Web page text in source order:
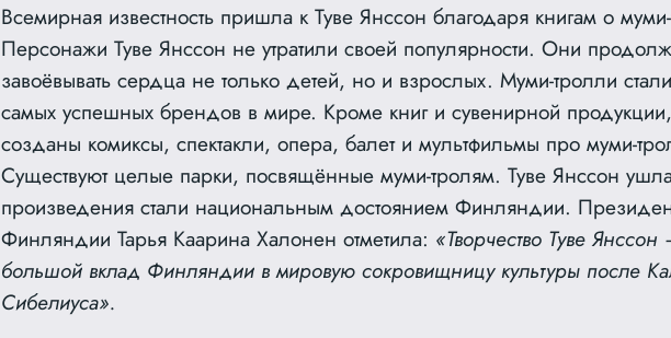
Всемирная известность пришла к Туве Янссон благодаря книгам о
Персонажи Туве Янссон не утратили своей популярности. Они
завоёвывать сердца не только детей, но и взрослых. Муми-тролли
самых успешных брендов в мире. Кроме книг и сувенирной
созданы комиксы, спектакли, опера, балет и мультфильмы про муми-
Существуют целые парки, посвящённые муми-тролям. Туве Янссон
произведения стали национальным достоянием Финляндии.
Финляндии Тарья Каарина Халонен отметила: «Творчество Туве
большой вклад Финляндии в мировую сокровищницу культуры после
Сибелиуса».